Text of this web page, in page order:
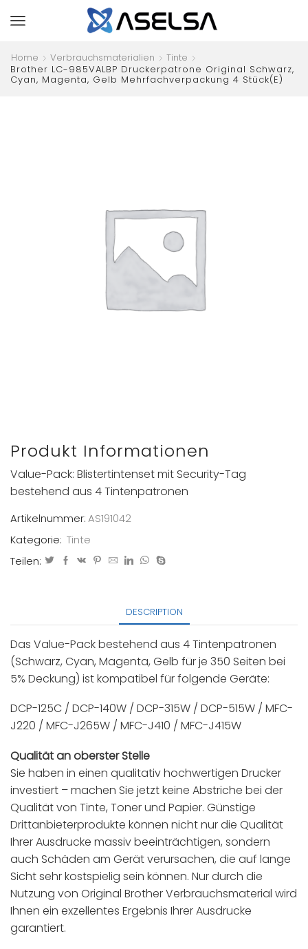
Home Verbrauchsmaterialien
Tinte
Brother LC-985VALBP Druckerpatrone Original Schwarz,
Cyan, Magenta, Gelb Mehrfachverpackung 4 Stück(e)
Produkt Informationen
Value-Pack: Blistertintenset mit Security-Tag
bestehend aus 4 Tintenpatronen
Artikelnummer:AS191042
Kategorie: Tinte
Teilen:
DESCRIPTION
Das Value-Pack bestehend aus 4 Tintenpatronen
(Schwarz, Cyan, Magenta, Gelb für je 350 Seiten bei
5% Deckung) ist kompatibel für folgende Geräte:
DCP-125C / DCP-140W / DCP-315W / DCP-515W / MFC-
J220 / MFC-J265W / MFC-J410 / MFC-J415W
Qualität an oberster Stelle
Sie haben in einen qualitativ hochwertigen Drucker
investiert – machen Sie jetzt keine Abstriche bei der
Qualität von Tinte, Toner und Papier. Günstige
Drittanbieterprodukte können nicht nur die Qualität
Ihrer Ausdrucke massiv beeinträchtigen, sondern
auch Schäden am Gerät verursachen, die auf lange
Sicht sehr kostspielig sein können. Nur durch die
Nutzung von Original Brother Verbrauchsmaterial wird
Ihnen ein exzellentes Ergebnis Ihrer Ausdrucke
garantiert.